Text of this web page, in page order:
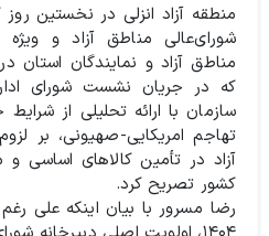
شورای‌عالی مناطق آزاد و
مناطق آزاد و نمایندگان
که در جریان نشست شورای
سازمان با ارائه تحلیلی از
تهاجم امریکایی-صهیونی، بر
آزاد در تأمین کالاهای اساسی و
کشور تصریح کرد.
رضا مسرور با بیان اینکه علی